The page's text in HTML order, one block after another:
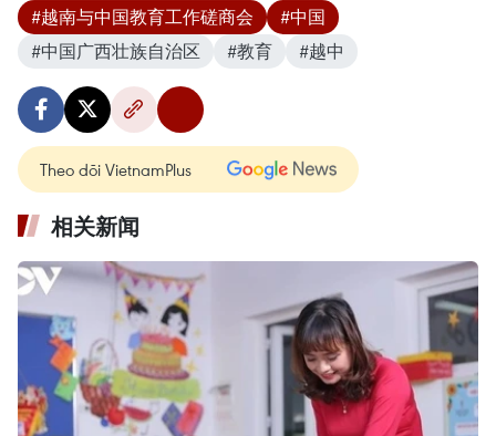
#越南与中国教育工作磋商会
#中国
#中国广西壮族自治区
#教育 #越中
Theo dõi VietnamPlus
相关新闻